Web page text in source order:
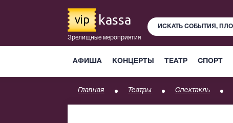
vip kassa
Зрелищные мероприятия
АФИША КОНЦЕРТЫ ТЕАТР СПОРТ
Главная Театры Спектакль